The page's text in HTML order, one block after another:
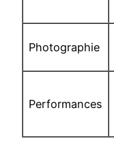
Photographie
Performances